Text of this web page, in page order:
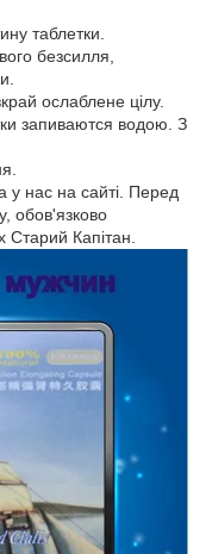
таблетки.
безсилля,
ослаблене цілу.
запиваются водою. З
у нас на сайті. Перед
обов'язково
Старий Капітан.